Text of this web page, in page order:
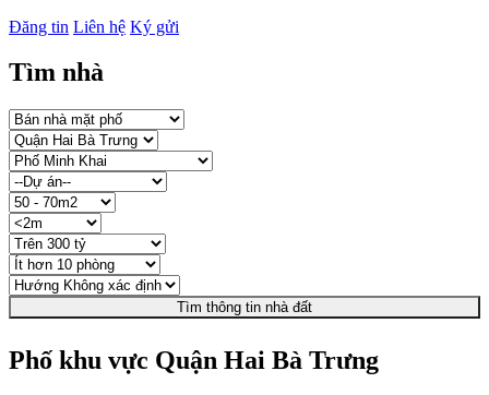
Đăng tin Liên hệ Ký gửi
Tìm nhà
Tìm thông tin nhà đất
Phố khu vực Quận Hai Bà Trưng